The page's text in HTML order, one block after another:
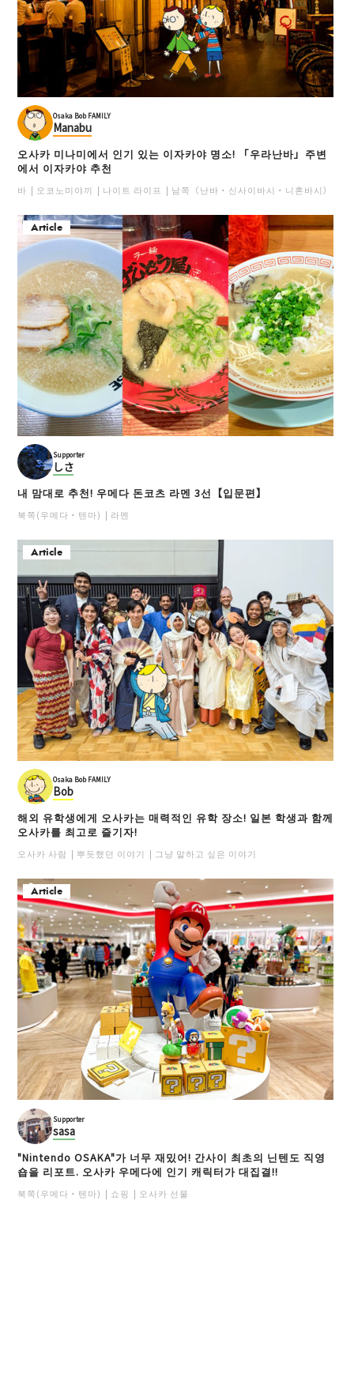
Osaka Bob FAMILY
Manabu
오사카 미나미에서 인기 있는 이자카야 명소! 「우라난바」주변
에서 이자카야 추천
바 오코노미야끼 나이트 라이프 남쪽（난바・신사이바시・니혼바시）
Article
Supporter
しさ
내 맘대로 추천! 우메다 돈코츠 라멘 3선【입문편】
북쪽(우메다・텐마) 라멘
Article
Osaka Bob FAMILY
Bob
해외 유학생에게 오사카는 매력적인 유학 장소! 일본 학생과 함께
오사카를 최고로 즐기자!
오사카 사람 뿌듯했던 이야기 그냥 말하고 싶은 이야기
Article
Supporter
sasa
"Nintendo OSAKA"가 너무 재밌어! 간사이 최초의 닌텐도 직영
숍을 리포트. 오사카 우메다에 인기 캐릭터가 대집결!!
북쪽(우메다・텐마) 쇼핑 오사카 선물